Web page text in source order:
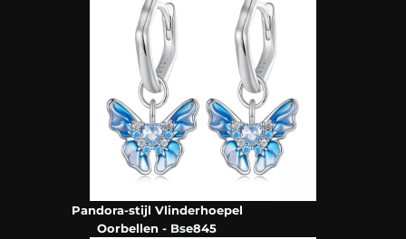
Pandora-stijl Vlinderhoepel
Oorbellen - Bse845